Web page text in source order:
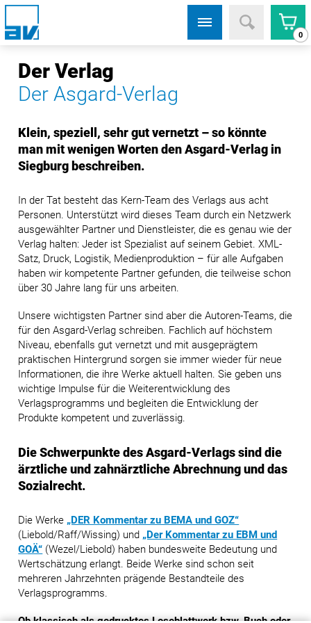
0
Der Verlag
Der Asgard-Verlag
Klein, speziell, sehr gut vernetzt – so könnte
man mit wenigen Worten den Asgard-Verlag in
Siegburg beschreiben.
In der Tat besteht das Kern-Team des Verlags aus acht
Personen. Unterstützt wird dieses Team durch ein Netzwerk
ausgewählter Partner und Dienstleister, die es genau wie der
Verlag halten: Jeder ist Spezialist auf seinem Gebiet. XML-
Satz, Druck, Logistik, Medienproduktion – für alle Aufgaben
haben wir kompetente Partner gefunden, die teilweise schon
über 30 Jahre lang für uns arbeiten.
Unsere wichtigsten Partner sind aber die Autoren-Teams, die
für den Asgard-Verlag schreiben. Fachlich auf höchstem
Niveau, ebenfalls gut vernetzt und mit ausgeprägtem
praktischen Hintergrund sorgen sie immer wieder für neue
Informationen, die ihre Werke aktuell halten. Sie geben uns
wichtige Impulse für die Weiterentwicklung des
Verlagsprogramms und begleiten die Entwicklung der
Produkte kompetent und zuverlässig.
Die Schwerpunkte des Asgard-Verlags sind die
ärztliche und zahnärztliche Abrechnung und das
Sozialrecht.
Die Werke „DER Kommentar zu BEMA und GOZ“
(Liebold/Raff/Wissing) und „Der Kommentar zu EBM und
GOÄ“ (Wezel/Liebold) haben bundesweite Bedeutung und
Wertschätzung erlangt. Beide Werke sind schon seit
mehreren Jahrzehnten prägende Bestandteile des
Verlagsprogramms.